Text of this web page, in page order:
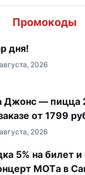
Промокоды
дня!
2026
Джонс — пицца
от 1799
2026
5% на билет
MOTа в